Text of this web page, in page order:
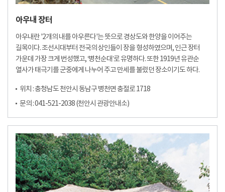
아우내 장터
아우내란 '2개의 내를 아우른다'는 뜻으로 경상도와 한양을 이어주는
길목이다. 조선시대부터 전국의 상인들이 장을 형성하였으며, 인근 장터
가운데 가장 크게 번성했고, ‘병천순대’로 유명하다. 또한 1919년 유관순
열사가 태극기를 군중에게 나누어 주고 만세를 불렀던 장소이기도 하다.
위치 : 충청남도 천안시 동남구 병천면 충절로 1718
문의 : 041-521-2038 (천안시 관광안내소)